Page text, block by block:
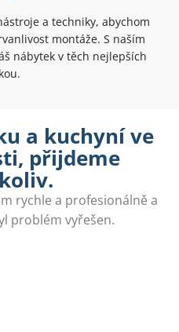
a techniky, abychom
montáže. S naším
nábytek v těch nejlepších
a kuchyní ve
přijdeme
rychle a profesionálně a
problém vyřešen.